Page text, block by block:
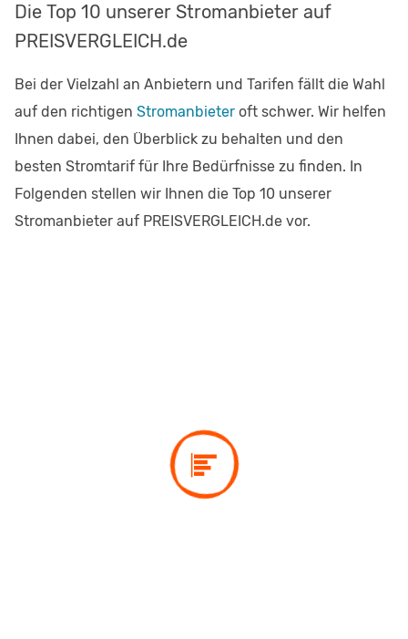
Die Top 10 unserer Stromanbieter auf
PREISVERGLEICH.de
Bei der Vielzahl an Anbietern und Tarifen fällt die Wahl
auf den richtigen Stromanbieter oft schwer. Wir helfen
Ihnen dabei, den Überblick zu behalten und den
besten Stromtarif für Ihre Bedürfnisse zu finden. In
Folgenden stellen wir Ihnen die Top 10 unserer
Stromanbieter auf PREISVERGLEICH.de vor.